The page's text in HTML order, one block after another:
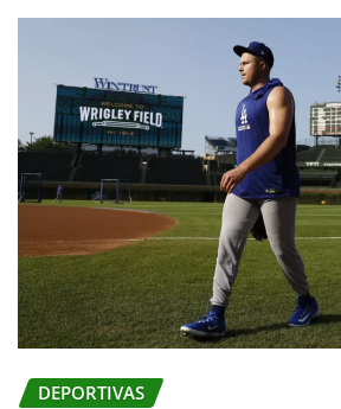
DEPORTIVAS